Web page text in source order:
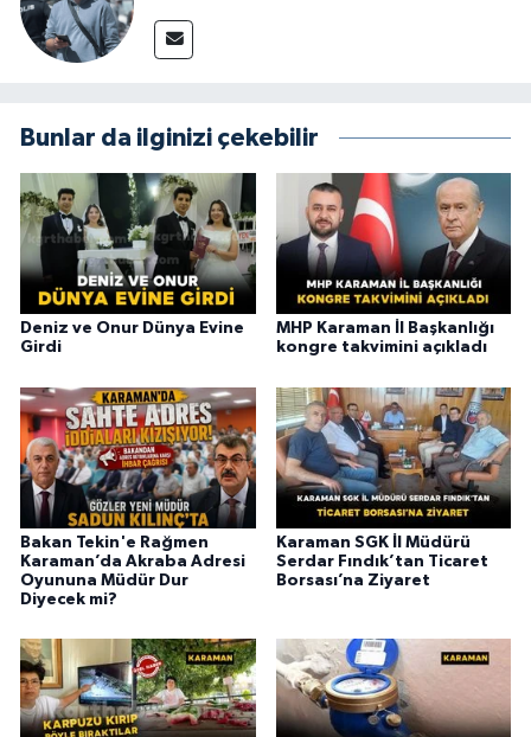
Bunlar da ilginizi çekebilir
Deniz ve Onur Dünya Evine
Girdi
MHP Karaman İl Başkanlığı
kongre takvimini açıkladı
Bakan Tekin'e Rağmen
Karaman’da Akraba Adresi
Oyununa Müdür Dur
Diyecek mi?
Karaman SGK İl Müdürü
Serdar Fındık’tan Ticaret
Borsası’na Ziyaret